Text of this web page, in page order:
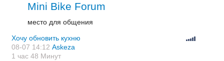
Mini Bike Forum
место для общения
Хочу обновить кухню
08-07 14:12Askeza
1 час 48 Минут